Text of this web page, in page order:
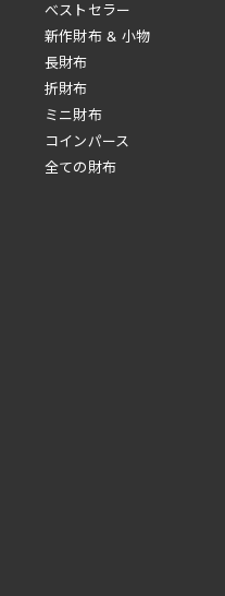
べストセラー
新作財布 & 小物
長財布
折財布
ミニ財布
コインパース
全ての財布